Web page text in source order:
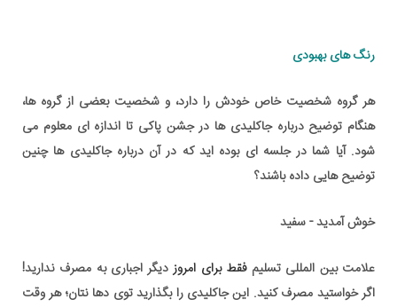
رنگ های بهبودی
هر گروه شخصیت خاص خودش را دارد، و شخصیت بعضی از گروه ها،
هنگام توضیح درباره جاکلیدی ها در جشن پاکی تا اندازه ای معلوم می
شود. آیا شما در جلسه ای بوده اید که در آن درباره جاکلیدی ها چنین
توضیح هایی داده باشند؟
خوش آمدید - سفید
علامت بین المللی تسلیم فقط برای امروزدیگراجباری به مصرف ندارید!
اگر خواستید مصرف کنید. این جاکلیدی را بگذارید توی دها نتان؛ هر وقت